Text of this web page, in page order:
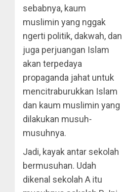
sebabnya, kaum
muslimin yang nggak
ngerti politik, dakwah, dan
juga perjuangan Islam
akan terpedaya
propaganda jahat untuk
mencitraburukkan Islam
dan kaum muslimin yang
dilakukan musuh-
musuhnya.
Jadi, kayak antar sekolah
bermusuhan. Udah
dikenal sekolah A itu